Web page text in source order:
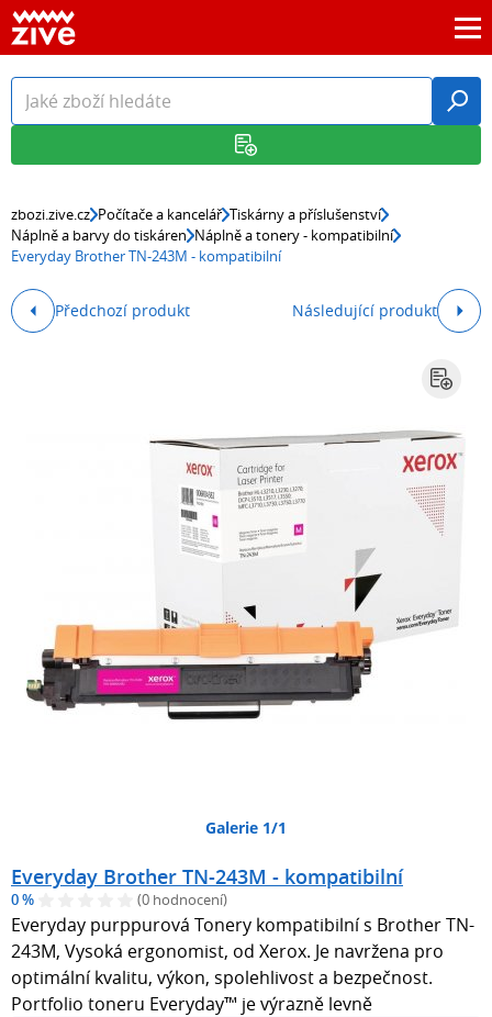
zbozi.zive.cz Počítače a kancelář Tiskárny a příslušenství
Náplně a barvy do tiskáren Náplně a tonery - kompatibilní
Everyday Brother TN-243M - kompatibilní
Předchozí produkt Následující produkt
Galerie 1/1
Everyday Brother TN-243M - kompatibilní
0 % (0 hodnocení)
Everyday purppurová Tonery kompatibilní s Brother TN-
243M, Vysoká ergonomist, od Xerox. Je navržena pro
optimální kvalitu, výkon, spolehlivost a bezpečnost.
Portfolio toneru Everyday™ je výrazně levně